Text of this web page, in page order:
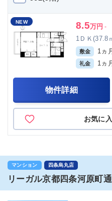
NEW 8.5万円 -
1ＤＫ(37.8
敷金 1ヵ
礼金 1ヵ
物件詳細
お気に
マンション 四条烏丸店
リーガル京都四条河原町